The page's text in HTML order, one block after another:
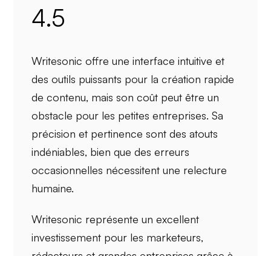
4.5
Writesonic offreune interface intuitive et
desoutils puissants pour la création rapide
de contenu, mais soncoût peut être un
obstacle pour les petites entreprises. Sa
précision et pertinence sont des atouts
indéniables, bien que des erreurs
occasionnelles nécessitent une relecture
humaine.
Writesonic représente un excellent
investissement pour les marketeurs,